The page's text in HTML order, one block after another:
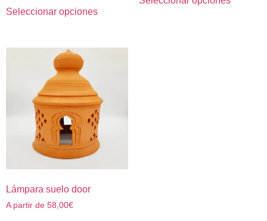
Seleccionar opciones
Lámpara suelo door
A partir de 58,00€